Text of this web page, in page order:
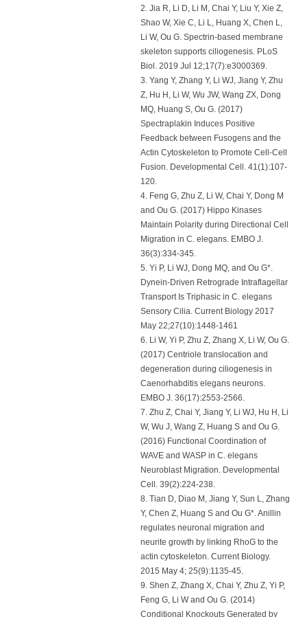
2. Jia R, Li D, Li M, Chai Y, Liu Y, Xie Z,
Shao W, Xie C, Li L, Huang X, Chen L,
Li W, Ou G. Spectrin-based membrane
skeleton supports ciliogenesis. PLoS
Biol. 2019 Jul 12;17(7):e3000369.
3. Yang Y, Zhang Y, Li WJ, Jiang Y, Zhu
Z, Hu H, Li W, Wu JW, Wang ZX, Dong
MQ, Huang S, Ou G. (2017)
Spectraplakin Induces Positive
Feedback between Fusogens and the
Actin Cytoskeleton to Promote Cell-Cell
Fusion. Developmental Cell. 41(1):107-
120.
4. Feng G, Zhu Z, Li W, Chai Y, Dong M
and Ou G. (2017) Hippo Kinases
Maintain Polarity during Directional Cell
Migration in C. elegans. EMBO J.
36(3):334-345.
5. Yi P, Li WJ, Dong MQ, and Ou G*.
Dynein-Driven Retrograde Intraflagellar
Transport Is Triphasic in C. elegans
Sensory Cilia. Current Biology 2017
May 22;27(10):1448-1461
6. Li W, Yi P, Zhu Z, Zhang X, Li W, Ou G.
(2017) Centriole translocation and
degeneration during ciliogenesis in
Caenorhabditis elegans neurons.
EMBO J. 36(17):2553-2566.
7. Zhu Z, Chai Y, Jiang Y, Li WJ, Hu H, Li
W, Wu J, Wang Z, Huang S and Ou G.
(2016) Functional Coordination of
WAVE and WASP in C. elegans
Neuroblast Migration. Developmental
Cell. 39(2):224-238.
8. Tian D, Diao M, Jiang Y, Sun L, Zhang
Y, Chen Z, Huang S and Ou G*. Anillin
regulates neuronal migration and
neurite growth by linking RhoG to the
actin cytoskeleton. Current Biology.
2015 May 4; 25(9):1135-45.
9. Shen Z, Zhang X, Chai Y, Zhu Z, Yi P,
Feng G, Li W and Ou G. (2014)
Conditional Knockouts Generated by